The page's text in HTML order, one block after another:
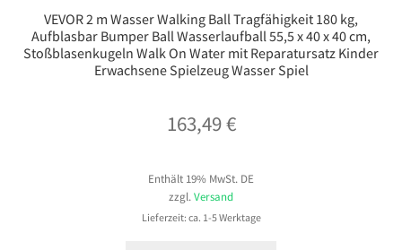
VEVOR 2 m Wasser Walking Ball Tragfähigkeit 180 kg,
Aufblasbar Bumper Ball Wasserlaufball 55,5 x 40 x 40 cm,
Stoßblasenkugeln Walk On Water mit Reparatursatz Kinder
Erwachsene Spielzeug Wasser Spiel
163,49€
Enthält 19% MwSt. DE
zzgl. Versand
Lieferzeit: ca. 1-5 Werktage